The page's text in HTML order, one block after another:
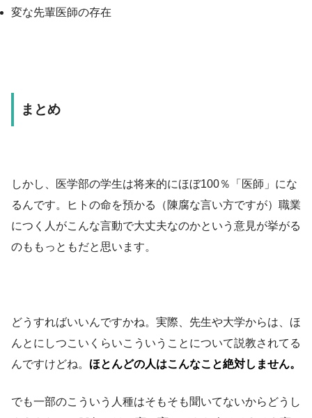
変な先輩医師の存在
まとめ
しかし、医学部の学生は将来的にほぼ100％「医師」にな
るんです。ヒトの命を預かる（陳腐な言い方ですが）職業
につく人がこんな言動で大丈夫なのかという意見が挙がる
のももっともだと思います。
どうすればいいんですかね。実際、先生や大学からは、ほ
んとにしつこいくらいこういうことについて説教されてる
んですけどね。 ほとんどの人はこんなこと絶対しません。
でも一部のこういう人種はそもそも聞いてないからどうし